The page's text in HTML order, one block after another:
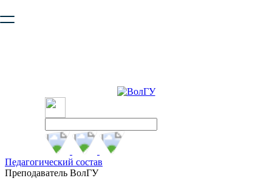
безопасную работу с сайтом. Пожалуйста
Педагогический состав
Преподаватель ВолГУ